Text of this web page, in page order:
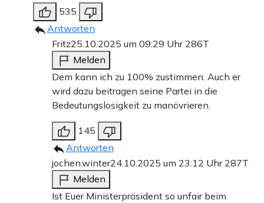
535
Antworten
Fritz25.10.2025 um 09:29 Uhr 286T
Melden
Dem kann ich zu 100% zustimmen. Auch er
wird dazu beitragen seine Partei in die
Bedeutungslosigkeit zu manövrieren.
145
Antworten
jochen.winter24.10.2025 um 23:12 Uhr 287T
Melden
Ist Euer Ministerpräsident so unfair beim